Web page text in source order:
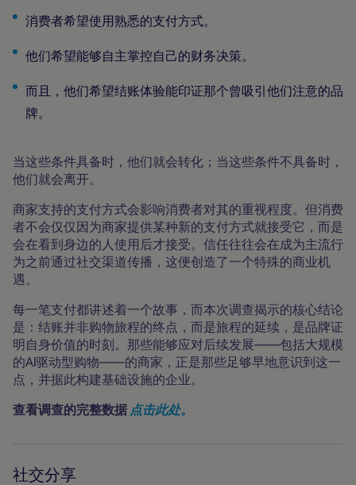
消费者希望使用熟悉的支付方式。
他们希望能够自主掌控自己的财务决策。
而且，他们希望结账体验能印证那个曾吸引他们注意的品
牌。
当这些条件具备时，他们就会转化；当这些条件不具备时，
他们就会离开。
商家支持的支付方式会影响消费者对其的重视程度。但消费
者不会仅仅因为商家提供某种新的支付方式就接受它，而是
会在看到身边的人使用后才接受。信任往往会在成为主流行
为之前通过社交渠道传播，这便创造了一个特殊的商业机
遇。
每一笔支付都讲述着一个故事，而本次调查揭示的核心结论
是：结账并非购物旅程的终点，而是旅程的延续，是品牌证
明自身价值的时刻。那些能够应对后续发展——包括大规模
的AI驱动型购物——的商家，正是那些足够早地意识到这一
点，并据此构建基础设施的企业。
查看调查的完整数据 点击此处。
社交分享